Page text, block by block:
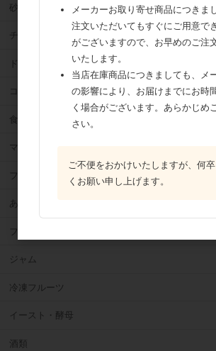
砂糖
チョコレート
ドライフルーツ
ココア
食用油
マーガリン
フィリング
あんこ
フルーツ（果物）缶詰
ジャム
冷凍フルーツ
イースト・酵母
酒類
メーカーお取り寄せ商品につきま
注文いただいてもすぐにご用意で
がございますので、お早めのご注
いたします。
当店在庫商品につきましても、メ
の影響により、お届けまでにお時
く場合がございます。あらかじめ
さい。
ご不便をおかけいたしますが、何
くお願い申し上げます。